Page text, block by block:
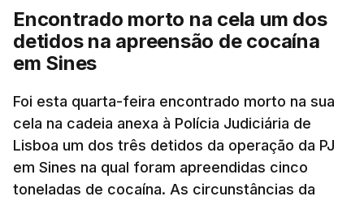
cento dos mais de 20 mil pedidos de reapreciação,
mas Cristina Mota, porta-voz da Missão Escola
Pública, tem dúvidas de que o processo esteja
"Durante o fim de semana e nos últimos dias,
apercebamo-nos que ainda estão a ser
convocados professores para reapreciações"
disse a professora à agência Lusa."Será
Encontrado morto na cela um dos
detidos na apreensão de cocaína
em Sines
Foi esta quarta-feira encontrado morto na sua
cela na cadeia anexa à Polícia Judiciária de
Lisboa um dos três detidos da operação da PJ
em Sines na qual foram apreendidas cinco
toneladas de cocaína. As circunstâncias da